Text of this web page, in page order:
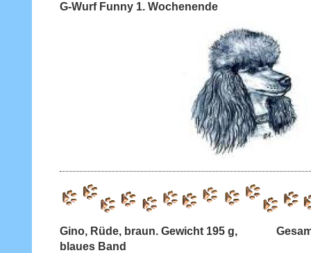
G-Wurf Funny 1. Wochenende
Gino, Rüde, braun. Gewicht 195 g,
blaues Band